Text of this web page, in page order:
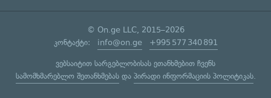
© On.ge LLC, 2015–2026
კონტაქტი: info@on.ge +995 577 340 891
ვებსაიტით სარგებლობისას ეთანხმებით ჩვენს
სამომხმარებლო შეთანხმებასდა პირადი ინფორმაციის პოლიტიკას.